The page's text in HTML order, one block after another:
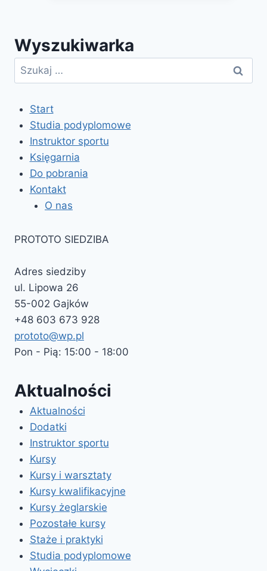
Wyszukiwarka
Szukaj:
Start
Studia podyplomowe
Instruktor sportu
Księgarnia
Do pobrania
Kontakt
O nas
PROTOTO SIEDZIBA
Adres siedziby
ul. Lipowa 26
55-002 Gajków
+48 603 673 928
prototo@wp.pl
Pon - Pią: 15:00 - 18:00
Aktualności
Aktualności
Dodatki
Instruktor sportu
Kursy
Kursy i warsztaty
Kursy kwalifikacyjne
Kursy żeglarskie
Pozostałe kursy
Staże i praktyki
Studia podyplomowe